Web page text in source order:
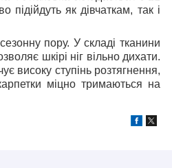
як дівчаткам, так і
пору. У складі тканини
шкірі ніг вільно дихати.
високу ступінь розтягнення,
міцно тримаються на